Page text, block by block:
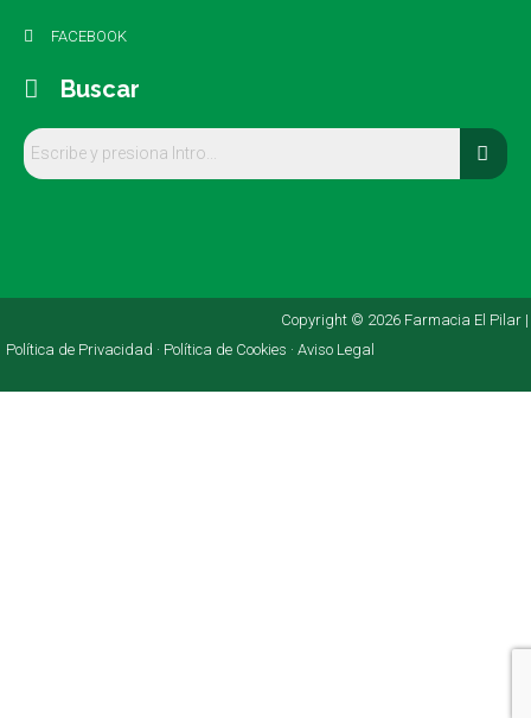
FACEBOOK
Buscar
Copyright © 2026 Farmacia El Pilar |
Política de Privacidad · Política de Cookies · Aviso Legal